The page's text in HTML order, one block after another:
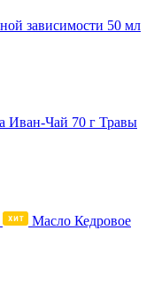
зависимости 50 мл
Иван-Чай 70 г Травы
Масло Кедровое